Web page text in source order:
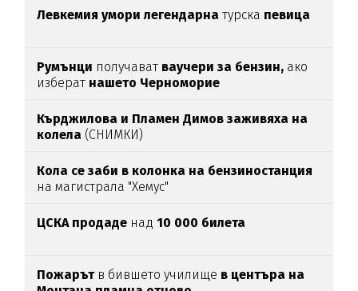
Левкемия умори легендарна турска певица
Румънци получават ваучери за бензин, ако
изберат нашето Черноморие
Кърджилова и Пламен Димов заживяха на
колела (СНИМКИ)
Кола се заби в колонка на бензиностанция
на магистрала "Хемус"
ЦСКА продаде над10 000 билета
Пожарът в бившето училище в центъра на